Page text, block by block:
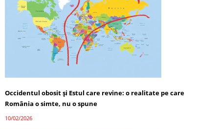
Occidentul obosit și Estul care revine: o realitate pe care
România o simte, nu o spune
10/02/2026